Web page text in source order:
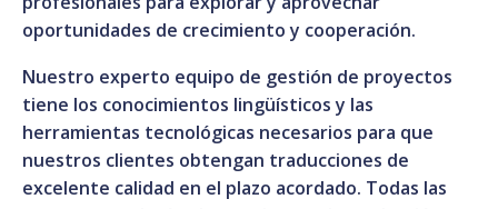
oportunidades de crecimiento y cooperación.
Nuestro experto equipo de gestión de proyectos
tiene los conocimientos lingüísticos y las
herramientas tecnológicas necesarios para que
nuestros clientes obtengan traducciones de
excelente calidad en el plazo acordado. Todas las